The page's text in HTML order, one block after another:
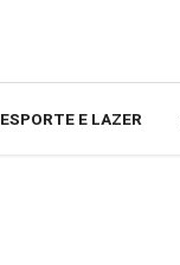
ESPORTE E LAZER